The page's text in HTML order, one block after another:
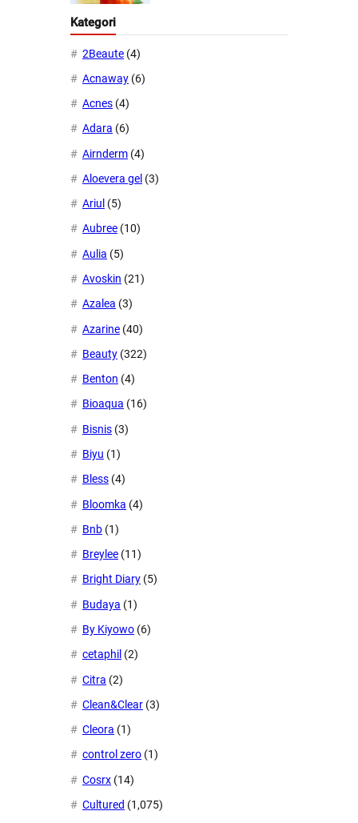
Kategori
2Beaute (4)
Acnaway (6)
Acnes (4)
Adara (6)
Airnderm (4)
Aloevera gel (3)
Ariul (5)
Aubree (10)
Aulia (5)
Avoskin (21)
Azalea (3)
Azarine (40)
Beauty (322)
Benton (4)
Bioaqua (16)
Bisnis (3)
Biyu (1)
Bless (4)
Bloomka (4)
Bnb (1)
Breylee (11)
Bright Diary (5)
Budaya (1)
By Kiyowo (6)
cetaphil (2)
Citra (2)
Clean&Clear (3)
Cleora (1)
control zero (1)
Cosrx (14)
Cultured (1,075)